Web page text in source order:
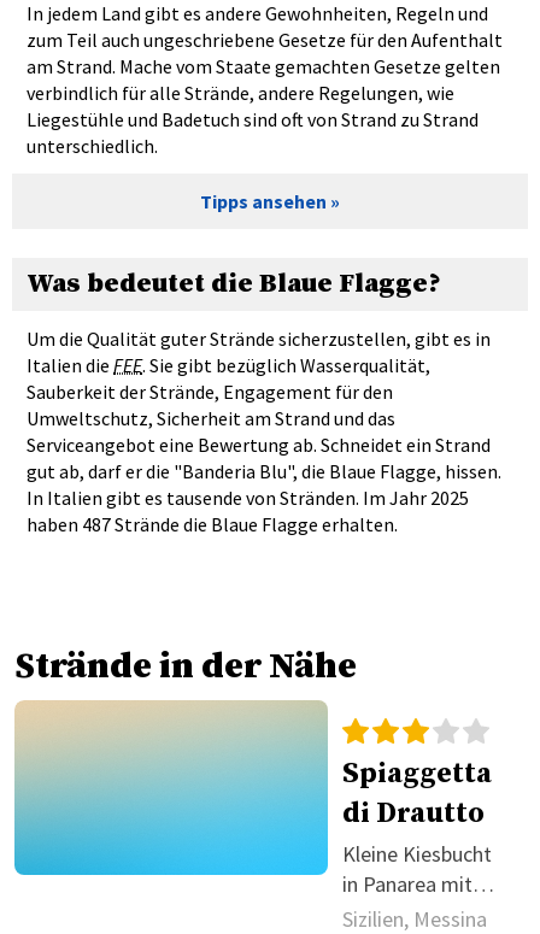
In jedem Land gibt es andere Gewohnheiten, Regeln und
zum Teil auch ungeschriebene Gesetze für den Aufenthalt
am Strand. Mache vom Staate gemachten Gesetze gelten
verbindlich für alle Strände, andere Regelungen, wie
Liegestühle und Badetuch sind oft von Strand zu Strand
unterschiedlich.
Tipps ansehen
Was bedeutet die Blaue Flagge?
Um die Qualität guter Strände sicherzustellen, gibt es in
Italien die FEE. Sie gibt bezüglich Wasserqualität,
Sauberkeit der Strände, Engagement für den
Umweltschutz, Sicherheit am Strand und das
Serviceangebot eine Bewertung ab. Schneidet ein Strand
gut ab, darf er die "Banderia Blu", die Blaue Flagge, hissen.
In Italien gibt es tausende von Stränden. Im Jahr 2025
haben 487 Strände die Blaue Flagge erhalten.
Strände in der Nähe
Spiaggetta
di Drautto
Kleine Kiesbucht
in Panarea mit
guter Lage zu
Sizilien, Messina